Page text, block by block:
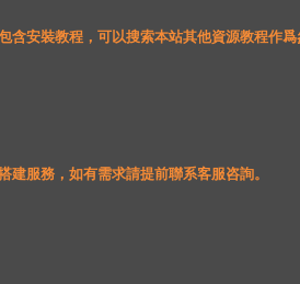
安裝教程，可以搜索本站其他資源教程作爲
服務，如有需求請提前聯系客服咨詢。